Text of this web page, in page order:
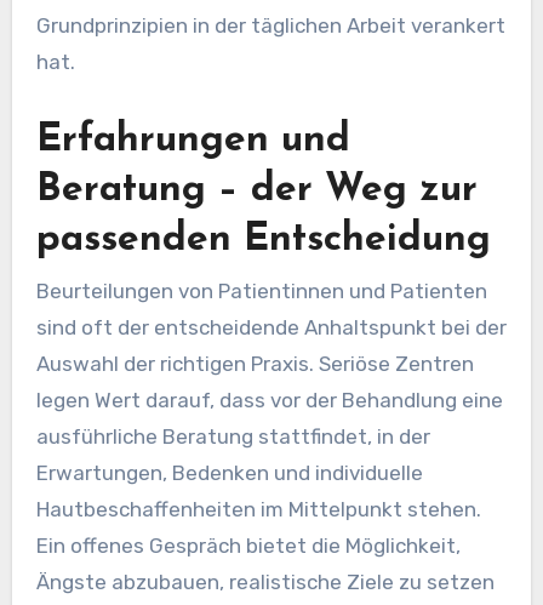
Grundprinzipien in der täglichen Arbeit verankert
hat.
Erfahrungen und
Beratung – der Weg zur
passenden Entscheidung
Beurteilungen von Patientinnen und Patienten
sind oft der entscheidende Anhaltspunkt bei der
Auswahl der richtigen Praxis. Seriöse Zentren
legen Wert darauf, dass vor der Behandlung eine
ausführliche Beratung stattfindet, in der
Erwartungen, Bedenken und individuelle
Hautbeschaffenheiten im Mittelpunkt stehen.
Ein offenes Gespräch bietet die Möglichkeit,
Ängste abzubauen, realistische Ziele zu setzen